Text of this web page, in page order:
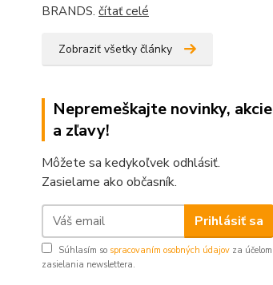
BRANDS. čítať celé
Zobraziť všetky články
Nepremeškajte novinky, akcie
a zľavy!
Môžete sa kedykoľvek odhlásiť.
Zasielame ako občasník.
Prihlásiť sa
Súhlasím so spracovaním osobných údajov za účelom
zasielania newslettera.